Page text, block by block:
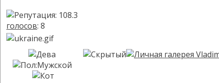
голосов: 8